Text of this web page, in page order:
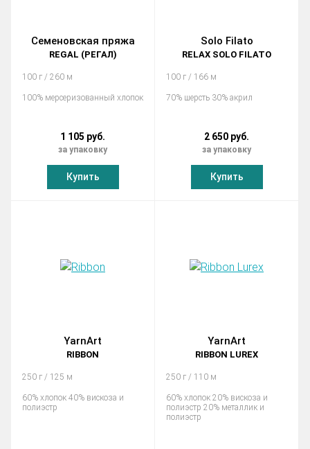
Семеновская пряжа
REGAL (РЕГАЛ)
100 г / 260 м
100% мерсеризованный хлопок
1 105 руб.
за упаковку
Купить
Solo Filato
RELAX SOLO FILATO
100 г / 166 м
70% шерсть 30% акрил
2 650 руб.
за упаковку
Купить
YarnArt
RIBBON
250 г / 125 м
60% хлопок 40% вискоза и
полиэстр
YarnArt
RIBBON LUREX
250 г / 110 м
60% хлопок 20% вискоза и
полиэстр 20% металлик и
полиэстр